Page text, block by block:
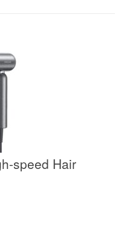
speed Hair